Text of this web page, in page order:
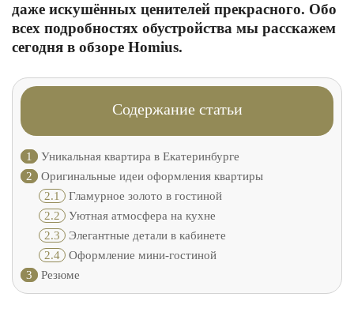
даже искушённых ценителей прекрасного. Обо
всех подробностях обустройства мы расскажем
сегодня в обзоре Homius.
Содержание статьи
1
Уникальная квартира в Екатеринбурге
2
Оригинальные идеи оформления квартиры
2.1 Гламурное золото в гостиной
2.2 Уютная атмосфера на кухне
2.3 Элегантные детали в кабинете
2.4 Оформление мини-гостиной
3
Резюме